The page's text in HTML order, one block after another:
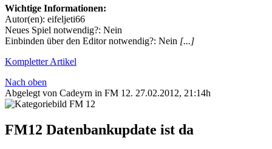
Wichtige Informationen:
Autor(en): eifeljeti66
Neues Spiel notwendig?: Nein
Einbinden über den Editor notwendig?: Nein [...]
Kompletter Artikel
Nach oben
Abgelegt von Cadeyrn in FM 12. 27.02.2012, 21:14h
FM12 Datenbankupdate ist da